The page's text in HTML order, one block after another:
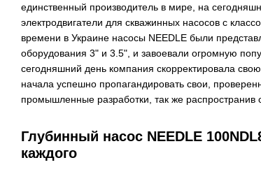
единственный производитель в мире, на
электродвигатели для скважинных насосов с
времени в Украине насосы NEEDLE были
оборудования 3" и 3.5", и завоевали огромную
сегодняшний день компания скорректировала
начала успешно пропагандировать свои,
промышленные разработки, так же распространив
Глубинный насос NEEDLE
каждого